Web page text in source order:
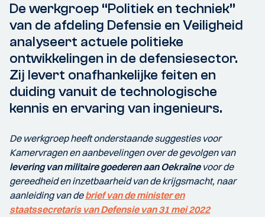
De werkgroep “Politiek en techniek”
van de afdeling Defensie en Veiligheid
analyseert actuele politieke
ontwikkelingen in de defensiesector.
Zij levert onafhankelijke feiten en
duiding vanuit de technologische
kennis en ervaring van ingenieurs.
De werkgroep heeft onderstaande suggesties voor
Kamervragen en aanbevelingen over de gevolgen van
levering van militaire goederen aan Oekraïnevoor de
gereedheid en inzetbaarheid van de krijgsmacht, naar
aanleiding van debrief van de minister en
staatssecretaris van Defensie van 31 mei 2022